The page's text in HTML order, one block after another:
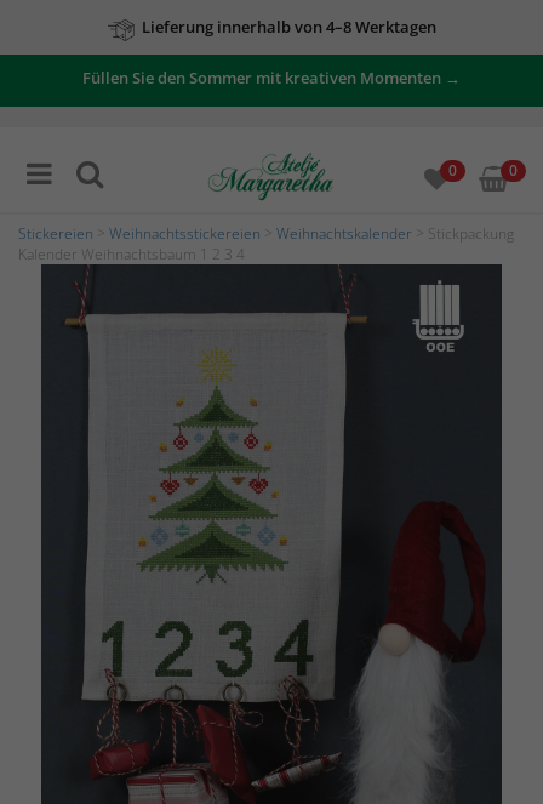
Lieferung innerhalb von 4–8 Werktagen
Füllen Sie den Sommer mit kreativen Momenten →
0 0
Stickereien Weihnachtsstickereien Weihnachtskalender > Stickpackung
Kalender Weihnachtsbaum 1 2 3 4